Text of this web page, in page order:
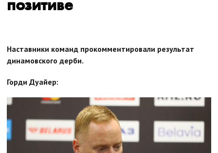
позитиве
Наставники команд прокомментировали результат
динамовского дерби.
Горди Дуайер: